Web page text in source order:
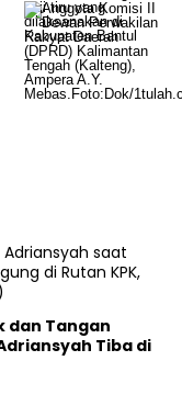
dan Tangan
Tiba di